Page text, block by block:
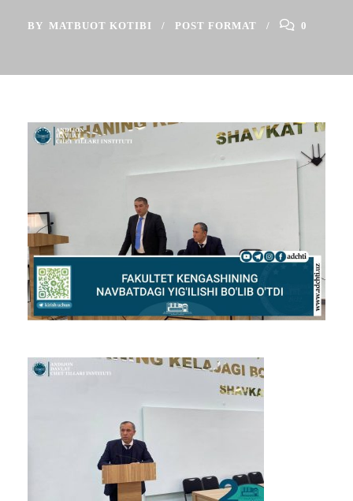
BY MATBUOT KOTIBI POST FORMAT 0